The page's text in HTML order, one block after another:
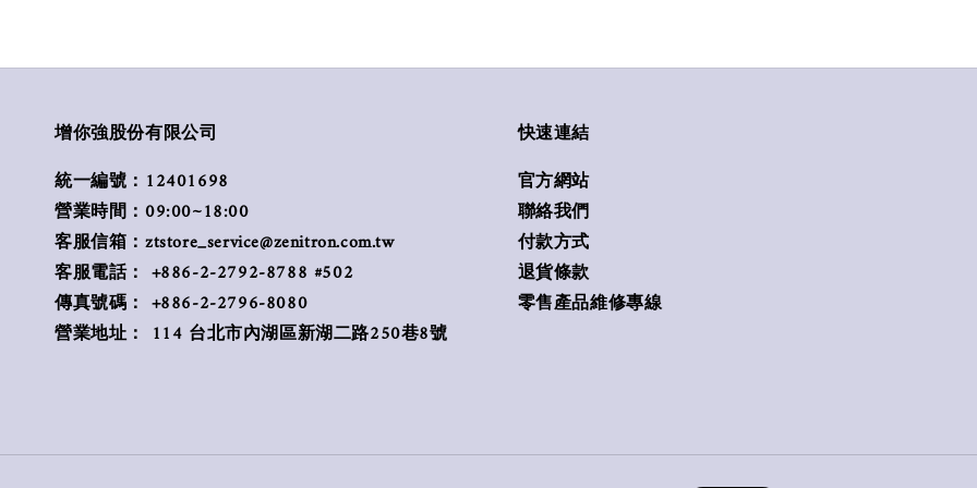
增你強股份有限公司
統一編號：12401698
營業時間：09:00~18:00
客服信箱：ztstore_service@zenitron.com.tw
客服電話： +886-2-2792-8788 #502
傳真號碼： +886-2-2796-8080
營業地址： 114 台北市內湖區新湖二路250巷8號
快速連結
官方網站
聯絡我們
付款方式
退貨條款
零售產品維修專線